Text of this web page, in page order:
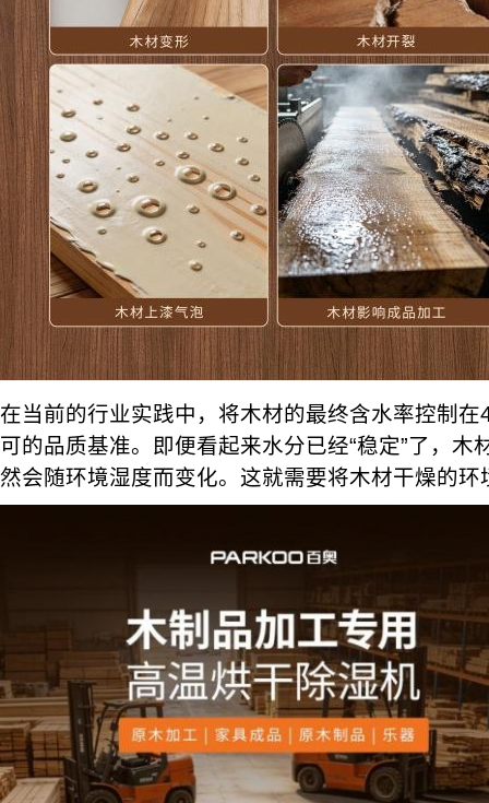
在当前的行业实践中，将木材的最终含水率控制
可的品质基准。即便看起来水分已经“稳定”了，木
然会随环境湿度而变化。这就需要将木材干燥的环